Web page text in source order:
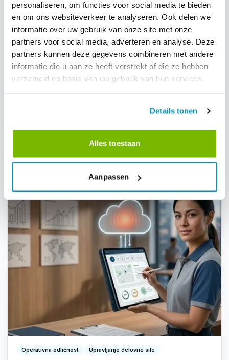
personaliseren, om functies voor social media te bieden
en om ons websiteverkeer te analyseren. Ook delen we
informatie over uw gebruik van onze site met onze
partners voor social media, adverteren en analyse. Deze
partners kunnen deze gegevens combineren met andere
informatie die u aan ze heeft verstrekt of die ze hebben
verzameld op basis van uw gebruik van hun services.
Details tonen
Alles toestaan
Aanpassen
Upravljanje delovne sile Mednarodne novice
Manifest za industrijo čiščenja: bomo pasivni prejemniki motenj
Operativna odličnost Upravljanje delovne sile